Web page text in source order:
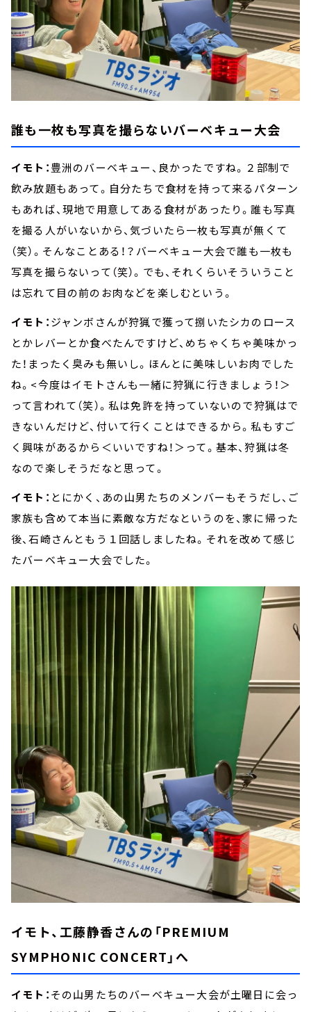
誰も一枚も写真を撮らないバーベキュー大会
イモト：豊洲のバーベキュー、良かったですね。２部制で
飲み放題もあって。自分たちで食材を持って来るパターン
もあれば、現地で用意してある食材があったり。誰も写真
を撮る人がいないから、気づいたら一枚も写真が無くて
（笑）。そんなことある！？バーベキュー大会で誰も一枚も
写真を撮らないって（笑）。でも、それくらいそういうこと
は忘れて目の前のお肉などを楽しむという。
イモト：ジャンボさんが狩猟で獲って捌いたシカのロース
とかレバーとか食べたんですけど、めちゃくちゃ美味かっ
た！まったく臭みも無いし。ほんとに美味しいお肉でした
ね。<今度はイモトさんも一緒に狩猟に行きましょう！＞
って言われて（笑）。私は免許を持っていないので狩猟はで
きないんだけど、付いて行くことはできるから。私もすご
く興味があるから＜いいですね！＞って。基本、狩猟は冬
なので楽しそうだなと思って。
イモト： とにかく、あの山男たちのメンバーもそうだし、ご
家族も含めて本当に素敵な方だなというのを、家に帰った
後、石崎さんともう１回話しましたね。それを改めて感じ
たバーベキュー大会でした。
イモト、工藤静香さんの「PREMIUM
SYMPHONIC CONCERT」へ
イモト：その山男たちのバーベキュー大会が土曜日に会っ